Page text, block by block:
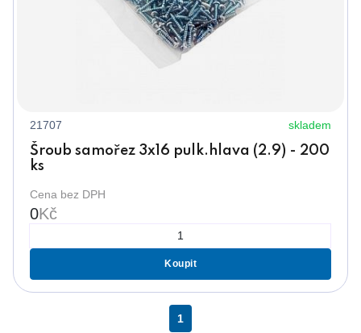
21707 skladem
Šroub samořez 3x16 pulk.hlava (2.9) - 200
ks
Cena bez DPH
0Kč
Koupit
1